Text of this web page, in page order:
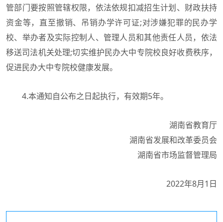
管部门要按照管辖权限，依法依规扣减招生计划、财政扶持
资金等，直至撤销、吊销办学许可证;对涉嫌犯罪的民办学
校、举办者及实际控制人、管理人员和其他责任人员，依法
移送司法机关处理;切实维护民办大中专院校良好收费秩序，
促进民办大中专院校健康发展。
4.本通知自公布之日起执行，有效期5年。
湖南省教育厅
湖南省发展和改革委员会
湖南省市场监督管理局
2022年8月1日